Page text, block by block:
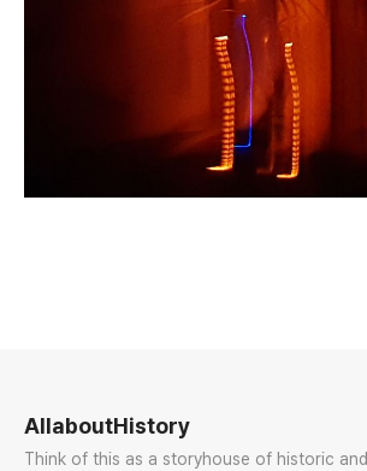
AllaboutHistory
Think of this as a storyhouse of historic and